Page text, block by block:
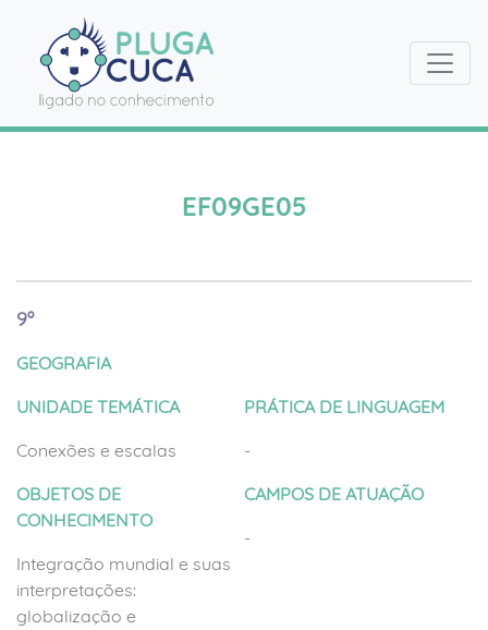
EF09GE05
9º
GEOGRAFIA
UNIDADE TEMÁTICA
Conexões e escalas
OBJETOS DE
CONHECIMENTO
Integração mundial e suas
interpretações:
globalização e
PRÁTICA DE LINGUAGEM
-
CAMPOS DE ATUAÇÃO
-